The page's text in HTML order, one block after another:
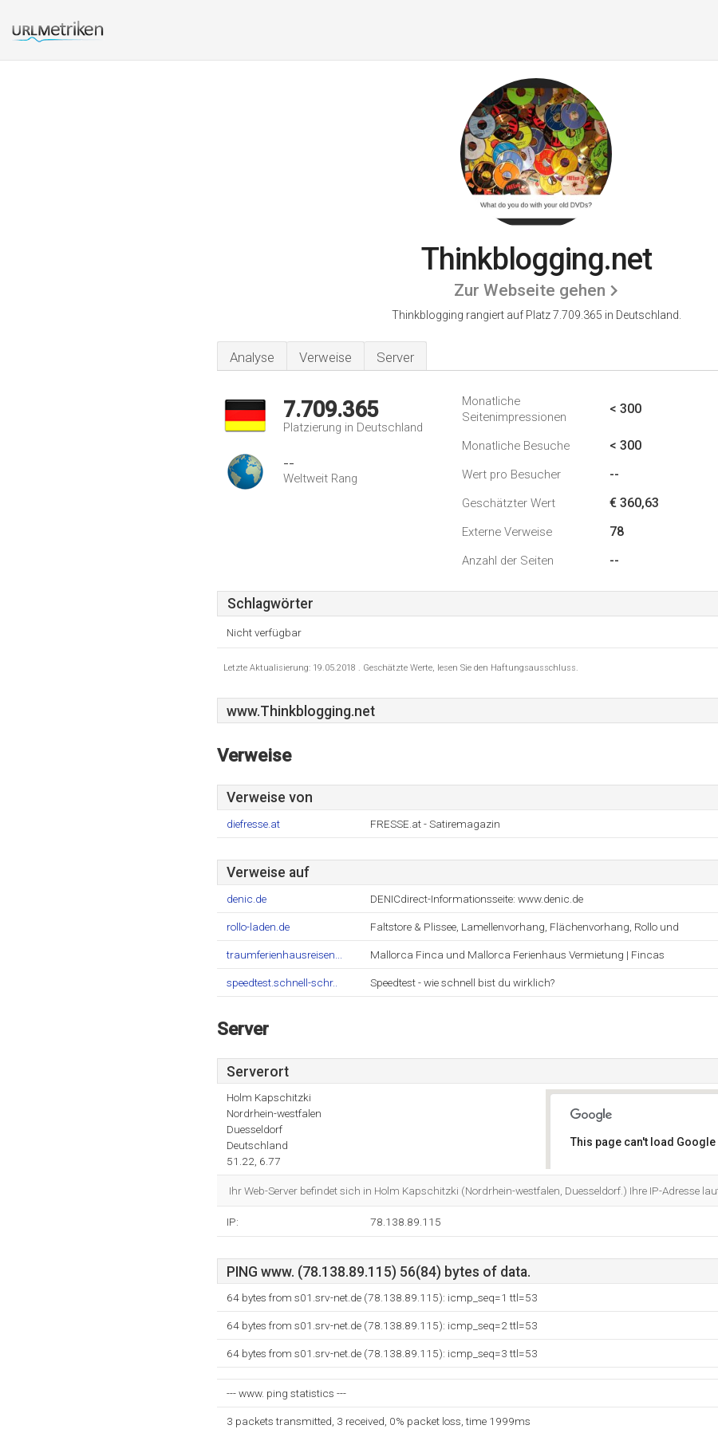
Thinkblogging.net
Zur Webseite gehen
Thinkblogging rangiert auf Platz 7.709.365 in Deutschland.
Analyse Verweise Server
7.709.365
Platzierung in Deutschland
--
Weltweit Rang
Monatliche
Seitenimpressionen
< 300
Monatliche Besuche < 300
Wert pro Besucher --
Geschätzter Wert € 360,63
Externe Verweise 78
Anzahl der Seiten --
Schlagwörter
Nicht verfügbar
Letzte Aktualisierung: 19.05.2018 . Geschätzte Werte, lesen Sie den Haftungsausschluss.
www.Thinkblogging.net
Verweise
Verweise von
diefresse.at FRESSE.at - Satiremagazin
Verweise auf
denic.de DENICdirect-Informationsseite: www.denic.de
rollo-laden.de Faltstore & Plissee, Lamellenvorhang, Flächenvorhang, Rollo und
traumferienhausreisen... Mallorca Finca und Mallorca Ferienhaus Vermietung | Fincas
speedtest.schnell-schr.. Speedtest - wie schnell bist du wirklich?
Server
Serverort
Holm Kapschitzki
Nordrhein-westfalen
Duesseldorf
Deutschland
51.22, 6.77
This page can't load
Ihr Web-Server befindet sich in Holm Kapschitzki (Nordrhein-westfalen, Duesseldorf.) Ihre IP-Adresse
IP: 78.138.89.115
PING www. (78.138.89.115) 56(84) bytes of data.
64 bytes from s01.srv-net.de (78.138.89.115): icmp_seq=1 ttl=53
64 bytes from s01.srv-net.de (78.138.89.115): icmp_seq=2 ttl=53
64 bytes from s01.srv-net.de (78.138.89.115): icmp_seq=3 ttl=53
--- www. ping statistics ---
3 packets transmitted, 3 received, 0% packet loss, time 1999ms